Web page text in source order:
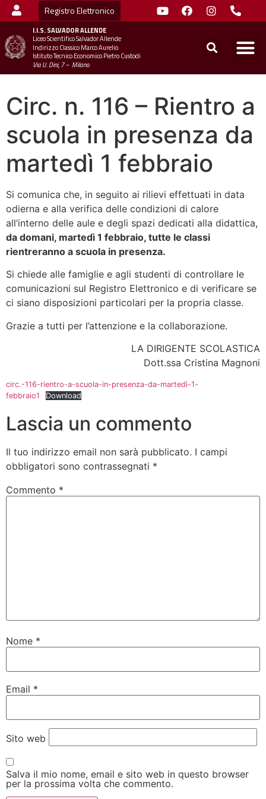
Registro Elettronico
I.I.S.SALVADOR ALLENDE
Liceo Scientifico Salvador Allende
Indirizzo Classico Marco Aurelio
Istituto Tecnico Economico Pietro Custodi
Via U. Dini, 7 – Milano
Circ. n. 116 – Rientro a
scuola in presenza da
martedì 1 febbraio
Si comunica che, in seguito ai rilievi effettuati in data
odierna e alla verifica delle condizioni di calore
all’interno delle aule e degli spazi dedicati alla didattica,
da domani, martedì 1 febbraio, tutte le classi
rientreranno a scuola in presenza.
Si chiede alle famiglie e agli studenti di controllare le
comunicazioni sul Registro Elettronico e di verificare se
ci siano disposizioni particolari per la propria classe.
Grazie a tutti per l’attenzione e la collaborazione.
LA DIRIGENTE SCOLASTICA
Dott.ssa Cristina Magnoni
circ.-116-rientro-a-scuola-in-presenza-da-martedì-1-
febbraio1
Download
Lascia un commento
Il tuo indirizzo email non sarà pubblicato. I campi
obbligatori sono contrassegnati *
Commento *
Nome *
Email *
Sito web
Salva il mio nome, email e sito web in questo browser
per la prossima volta che commento.